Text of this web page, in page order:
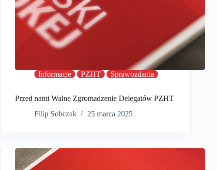
Informacje PZHT Sprawozdania
Przed nami Walne Zgromadzenie Delegatów PZHT
Filip Sobczak
25 marca 2025